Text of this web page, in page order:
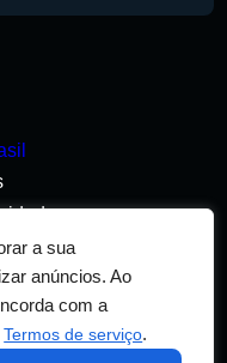
a sua
anúncios. Ao
com a
Termos de serviço.
DIREITOS
RN DESIGN